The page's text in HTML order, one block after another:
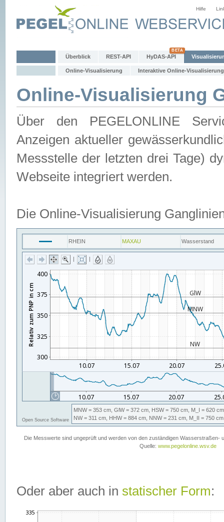
Hilfe
Überblick REST-API HyDAS-API
Online-Visualisierung Interaktive Online-Visualisierung
Online-Visualisierung
Über den PEGELONLINE
Anzeigen aktueller
Messstelle der letzten drei Tage)
Webseite integriert werden.
Die Online-Visualisierung
Oder aber auch in statischer Form: